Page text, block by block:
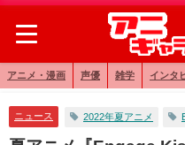
アニメ・漫画 声優 雑学 インタ
ニュース 2022年夏アニメ